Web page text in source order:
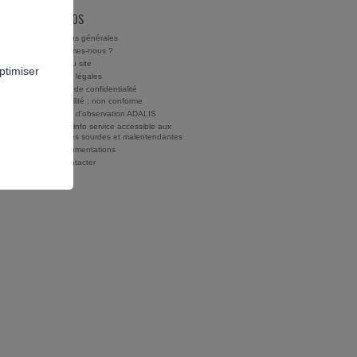
À PROPOS
Conditions générales
Qui sommes-nous ?
Charte du site
Mentions légales
Politique de confidentialité
Accessibilité : non conforme
Rapports d'observation ADALIS
Drogues info service accessible aux
personnes sourdes et malentendantes
Nos documentations
Nous contacter